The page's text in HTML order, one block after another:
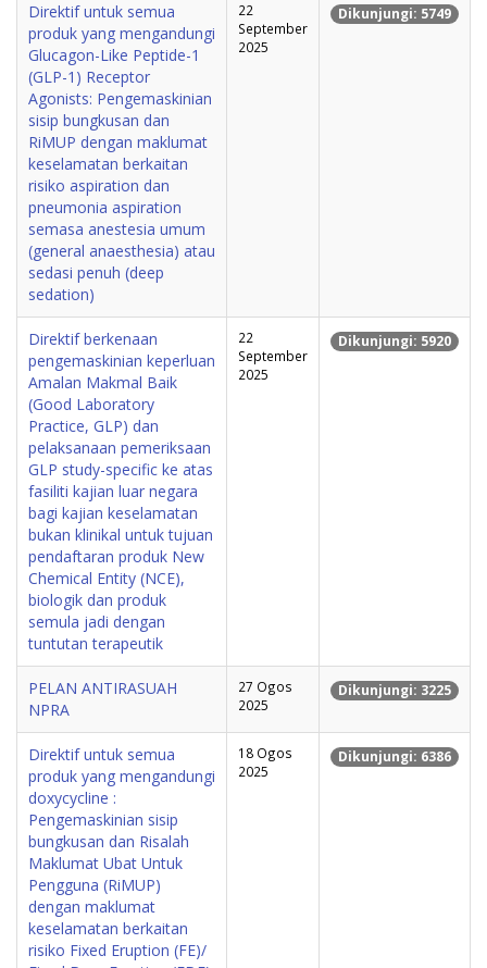
Direktif untuk semua
produk yang mengandungi
Glucagon-Like Peptide-1
(GLP-1) Receptor
Agonists: Pengemaskinian
sisip bungkusan dan
RiMUP dengan maklumat
keselamatan berkaitan
risiko aspiration dan
pneumonia aspiration
semasa anestesia umum
(general anaesthesia) atau
sedasi penuh (deep
sedation)
22
September
2025
Dikunjungi: 5749
Direktif berkenaan
pengemaskinian keperluan
Amalan Makmal Baik
(Good Laboratory
Practice, GLP) dan
pelaksanaan pemeriksaan
GLP study-specific ke atas
fasiliti kajian luar negara
bagi kajian keselamatan
bukan klinikal untuk tujuan
pendaftaran produk New
Chemical Entity (NCE),
biologik dan produk
semula jadi dengan
tuntutan terapeutik
22
September
2025
Dikunjungi: 5920
PELAN ANTIRASUAH
NPRA
27 Ogos
2025
Dikunjungi: 3225
Direktif untuk semua
produk yang mengandungi
doxycycline :
Pengemaskinian sisip
bungkusan dan Risalah
Maklumat Ubat Untuk
Pengguna (RiMUP)
dengan maklumat
keselamatan berkaitan
risiko Fixed Eruption (FE)/
18 Ogos
2025
Dikunjungi: 6386